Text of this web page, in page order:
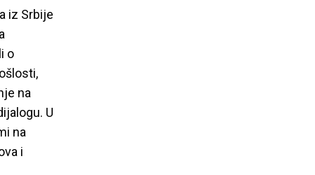
iz Srbije
o
na
U
na
i